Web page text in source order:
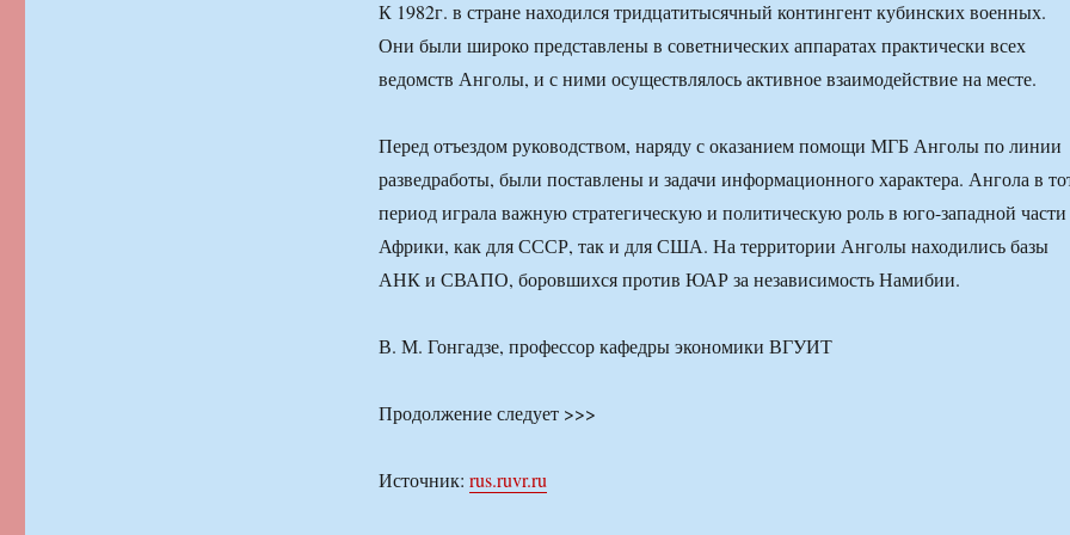
К 1982г. в стране находился тридцатитысячный контингент кубинских военных.
Они были широко представлены в советнических аппаратах практически всех
ведомств Анголы, и с ними осуществлялось активное взаимодействие на месте.
Перед отъездом руководством, наряду с оказанием помощи МГБ Анголы по линии
разведработы, были поставлены и задачи информационного характера. Ангола в
период играла важную стратегическую и политическую роль в юго-западной части
Африки, как для СССР, так и для США. На территории Анголы находились базы
АНК и СВАПО, боровшихся против ЮАР за независимость Намибии.
В. М. Гонгадзе, профессор кафедры экономики ВГУИТ
Продолжение следует >>>
Источник: rus.ruvr.ru